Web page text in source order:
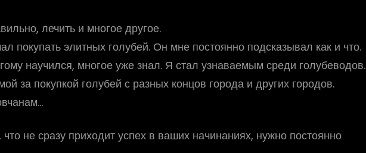
лечить и многое другое.
покупать элитных голубей. Он мне постоянно подсказывал как и что.
научился, многое уже знал. Я стал узнаваемым среди голубеводов.
за покупкой голубей с разных концов города и других городов.
не сразу приходит успех в ваших начинаниях, нужно постоянно